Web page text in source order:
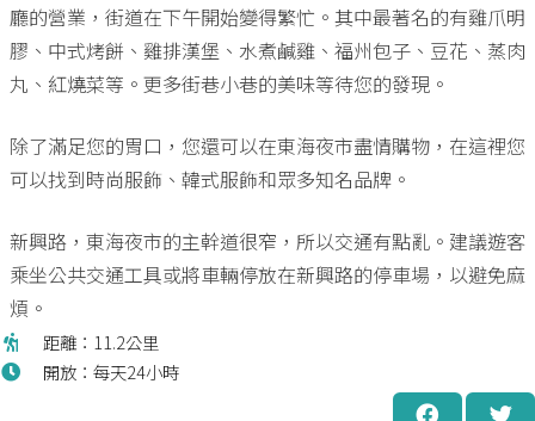
廳的營業，街道在下午開始變得繁忙。其中最著名的有雞爪明
膠、中式烤餅、雞排漢堡、水煮鹹雞、福州包子、豆花、蒸肉
丸、紅燒菜等。更多街巷小巷的美味等待您的發現。
除了滿足您的胃口，您還可以在東海夜市盡情購物，在這裡您
可以找到時尚服飾、韓式服飾和眾多知名品牌。
新興路，東海夜市的主幹道很窄，所以交通有點亂。建議遊客
乘坐公共交通工具或將車輛停放在新興路的停車場，以避免麻
煩。
距離：11.2公里
開放：每天24小時